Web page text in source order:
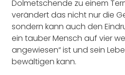
Dolmetschende zu einem
verändert das nicht nur die
sondern kann auch den
ein tauber Mensch auf vier
angewiesen“ ist und sein
bewältigen kann.